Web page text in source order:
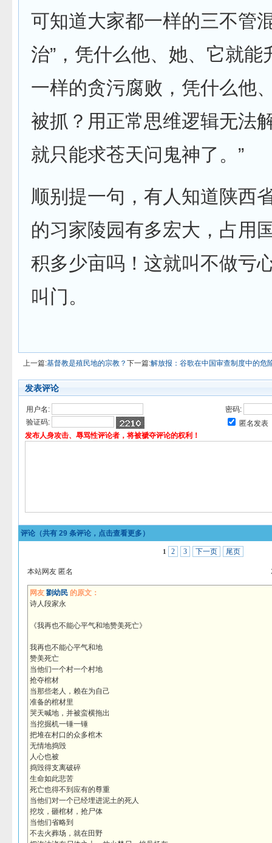
可知道大家都一样的三不管
治”，凭什么他、她、它就能
一样的贪污腐败，凭什么他
被抓？用正常思维逻辑无法
就只能求苍天问鬼神了。”
顺别提一句，有人知道陕西
的习家陵园有多宏大，占用
积多少亩吗！这就叫不做亏
叫门。
上一篇:基督教是殖民地的宗教？ 下一篇:解放报：谷歌在中国审查制度中的危
发表评论
用户名:
密码:
验证码:
匿名发表
发布人身攻击、辱骂性评论者，将被褫夺评论的权利！
评论（共有 29 条评论，点击查看更多）
1 2 3 下一页 尾页
本站网友 匿名
网友 劉幼民的原文：
诗人段家永
《我再也不能心平气和地赞美死亡》
我再也不能心平气和地
赞美死亡
当他们一个村一个村地
抢夺棺材
当那些老人，赖在为自己
准备的棺材里
哭天喊地，并被蛮横拖出
当挖掘机一锤一锤
把堆在村口的众多棺木
无情地捣毁
人心也被
捣毁得支离破碎
生命如此悲苦
死亡也得不到应有的尊重
当他们对一个已经埋进泥土的死人
挖坟，砸棺材，抢尸体
当他们省略到
不去火葬场，就在田野